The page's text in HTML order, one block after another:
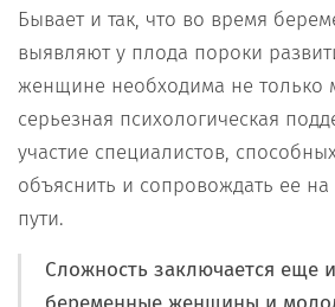
Бывает и так, что во время
выявляют у плода пороки
женщине необходима не только
серьезная психологическая
участие специалистов,
объяснить и сопровождать ее
пути.
Сложность заключается еще